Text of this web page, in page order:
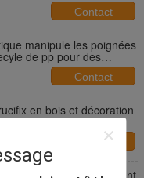
Contact
manipule les poignées
de pp pour des
Contact
en bois et décoration
Contact
de chêne ou d'ornement